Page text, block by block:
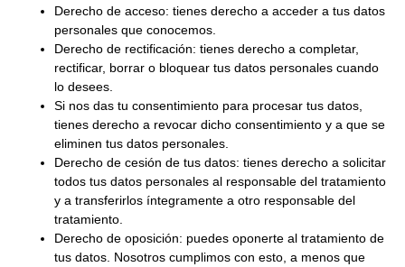
Derecho de acceso: tienes derecho a acceder a tus datos
personales que conocemos.
Derecho de rectificación: tienes derecho a completar,
rectificar, borrar o bloquear tus datos personales cuando
lo desees.
Si nos das tu consentimiento para procesar tus datos,
tienes derecho a revocar dicho consentimiento y a que se
eliminen tus datos personales.
Derecho de cesión de tus datos: tienes derecho a solicitar
todos tus datos personales al responsable del tratamiento
y a transferirlos íntegramente a otro responsable del
tratamiento.
Derecho de oposición: puedes oponerte al tratamiento de
tus datos. Nosotros cumplimos con esto, a menos que